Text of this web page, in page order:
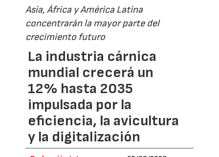
Asia, África y América Latina
concentrarán la mayor parte del
crecimiento futuro
La industria cárnica
mundial crecerá un
12% hasta 2035
impulsada por la
eficiencia, la avicultura
y la digitalización